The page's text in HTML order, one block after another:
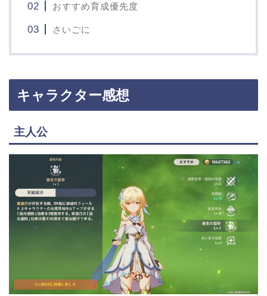
おすすめ育成優先度
さいごに
キャラクター感想
主人公